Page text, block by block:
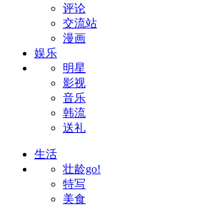
评论
交流站
漫画
娱乐
明星
影视
音乐
韩流
送礼
生活
壮龄go!
特写
美食